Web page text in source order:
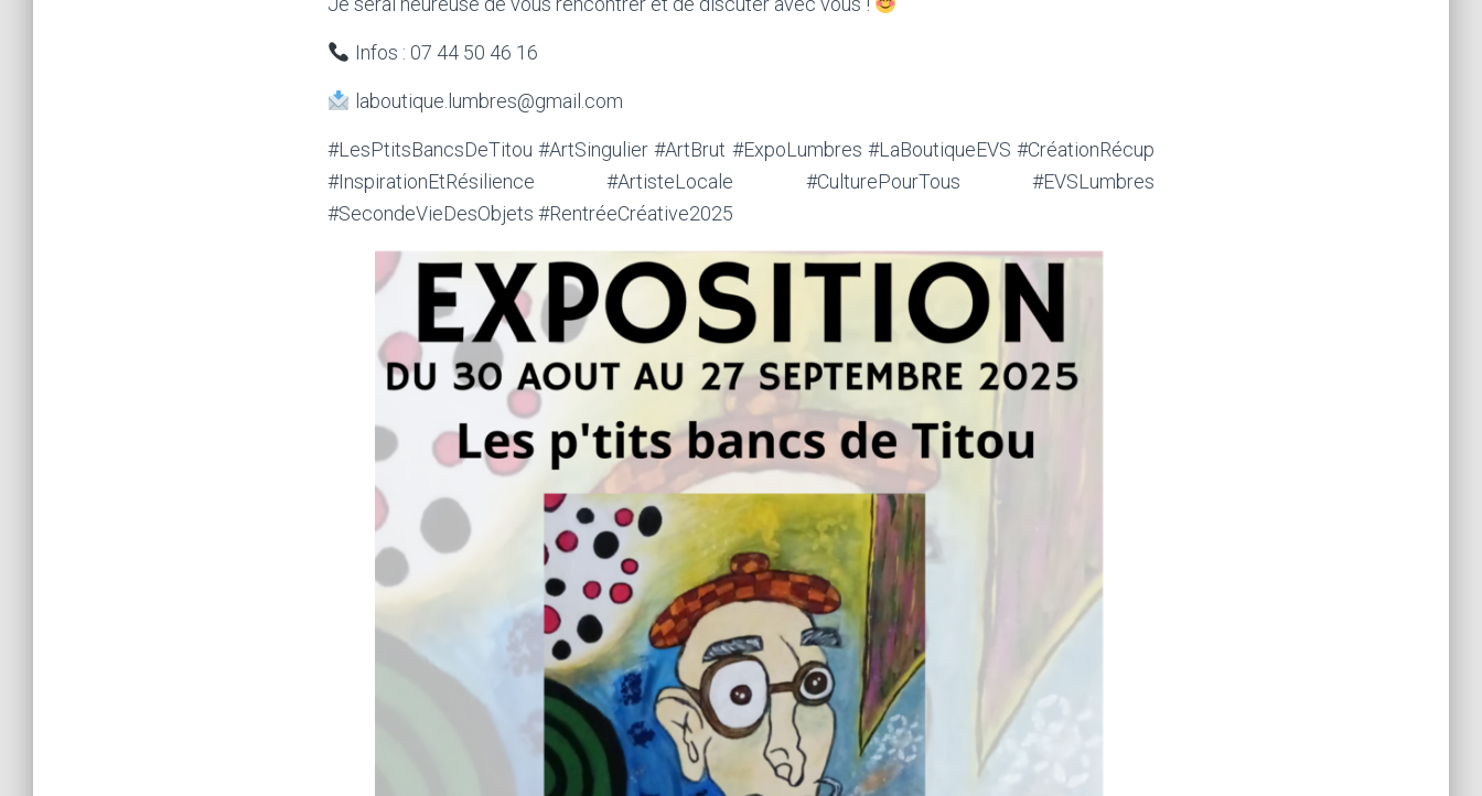
Infos : 07 44 50 46 16
laboutique.lumbres@gmail.com
#LesPtitsBancsDeTitou #ArtSingulier #ArtBrut #ExpoLumbres #LaBoutiqueEVS #CréationRécup
#InspirationEtRésilience #ArtisteLocale #CulturePourTous #EVSLumbres
#SecondeVieDesObjets #RentréeCréative2025